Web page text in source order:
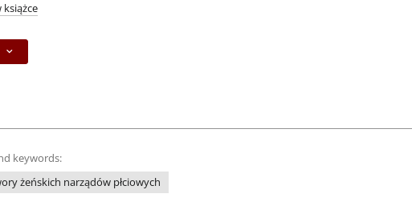
książce
keywords:
żeńskich narządów płciowych